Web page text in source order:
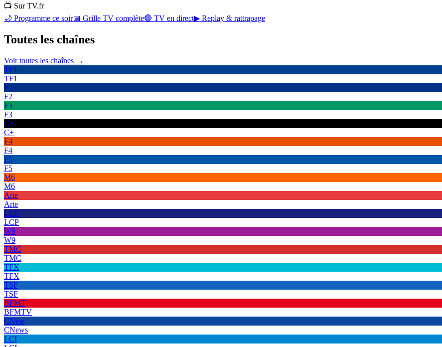
📺 Sur TV.fr
🌙 Programme ce soir📅 Grille TV complète🔴 TV en direct▶ Replay & rattrapage
Toutes les chaînes
Voir toutes les chaînes →
TF1
TF1
F2
F2
F3
F3
C+
C+
F4
F4
F5
F5
M6
M6
Arte
Arte
LCP
LCP
W9
W9
TMC
TMC
TFX
TFX
TSF
TSF
BFMT
BFMTV
CNew
CNews
LCI